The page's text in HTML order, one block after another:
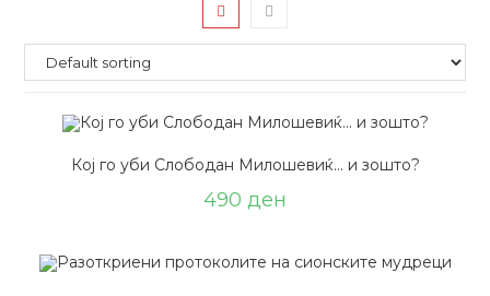
Кој го уби Слободан Милошевиќ… и зошто?
490 ден